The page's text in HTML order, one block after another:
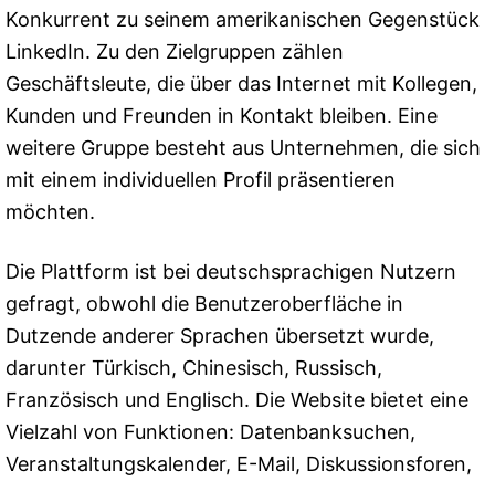
Konkurrent zu seinem amerikanischen Gegenstück
LinkedIn. Zu den Zielgruppen zählen
Geschäftsleute, die über das Internet mit Kollegen,
Kunden und Freunden in Kontakt bleiben. Eine
weitere Gruppe besteht aus Unternehmen, die sich
mit einem individuellen Profil präsentieren
möchten.
Die Plattform ist bei deutschsprachigen Nutzern
gefragt, obwohl die Benutzeroberfläche in
Dutzende anderer Sprachen übersetzt wurde,
darunter Türkisch, Chinesisch, Russisch,
Französisch und Englisch. Die Website bietet eine
Vielzahl von Funktionen: Datenbanksuchen,
Veranstaltungskalender, E-Mail, Diskussionsforen,